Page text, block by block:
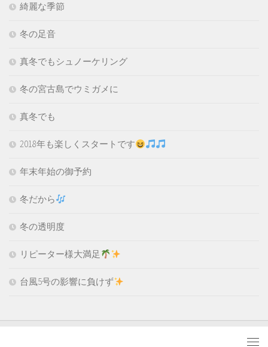
綺麗な季節
冬の足音
真冬でもシュノーケリング
冬の宮古島でウミガメに
真冬でも
2018年も楽しくスタートです
年末年始の御予約
冬だから
冬の透明度
リピーター様大満足
台風5号の影響に負けず